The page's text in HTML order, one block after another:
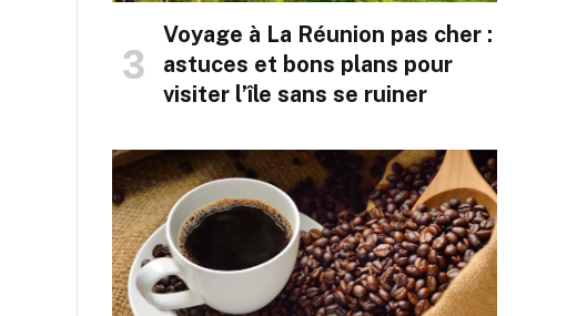
Voyage à La Réunion pas cher :
astuces et bons plans pour
visiter l’île sans se ruiner